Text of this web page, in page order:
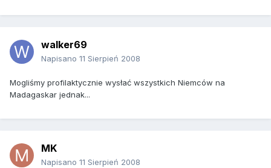
walker69
Napisano 11 Sierpień 2008
Mogliśmy profilaktycznie wysłać wszystkich Niemców na
Madagaskar jednak...
MK
Napisano 11 Sierpień 2008